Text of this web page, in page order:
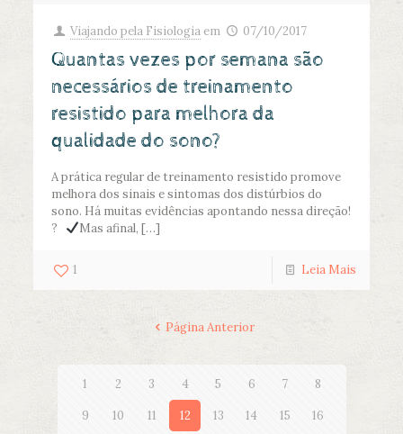
Viajando pela Fisiologia em 07/10/2017
Quantas vezes por semana são
necessários de treinamento
resistido para melhora da
qualidade do sono?
A prática regular de treinamento resistido promove
melhora dos sinais e sintomas dos distúrbios do
sono. Há muitas evidências apontando nessa direção!
?
Mas afinal, […]
1 Leia Mais
Página Anterior
1 2 3 4 5 6 7 8
9 10 11 12 13 14 15 16